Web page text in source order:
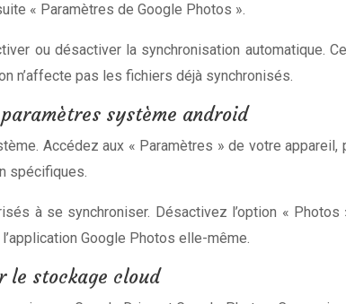
« Paramètres de Google Photos ».
ou désactiver la synchronisation automatique.
n’affecte pas les fichiers déjà synchronisés.
système android
Accédez aux « Paramètres » de votre appareil,
spécifiques.
à se synchroniser. Désactivez l’option « Photos
Google Photos elle-même.
le stockage cloud